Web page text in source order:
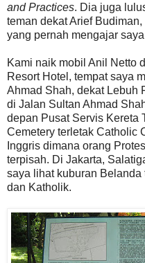
and Practices. Dia juga
teman dekat Arief
yang pernah mengajar
Kami naik mobil Anil Netto
Resort Hotel, tempat saya
Ahmad Shah, dekat Lebuh
di Jalan Sultan Ahmad
depan Pusat Servis Kereta
Cemetery terletak Catholic
Inggris dimana orang
terpisah. Di Jakarta,
saya lihat kuburan
dan Katholik.